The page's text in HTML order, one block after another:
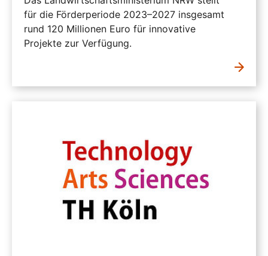
für die Förderperiode 2023–2027 insgesamt
rund 120 Millionen Euro für innovative
Projekte zur Verfügung.